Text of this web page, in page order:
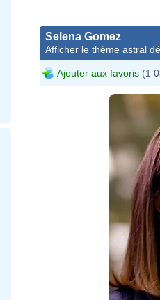
Selena Gomez
Afficher le thème astral
Ajouter aux favoris (1